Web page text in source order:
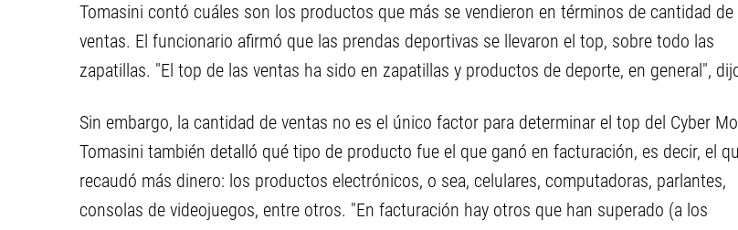
Tomasini contó cuáles son los productos que más se vendieron en términos de cantidad de
ventas. El funcionario afirmó que las prendas deportivas se llevaron el top, sobre todo las
zapatillas. "El top de las ventas ha sido en zapatillas y productos de deporte, en general",
Sin embargo, la cantidad de ventas no es el único factor para determinar el top del Cyber
Tomasini también detalló qué tipo de producto fue el que ganó en facturación, es decir, el
recaudó más dinero: los productos electrónicos, o sea, celulares, computadoras, parlantes,
consolas de videojuegos, entre otros. "En facturación hay otros que han superado (a los